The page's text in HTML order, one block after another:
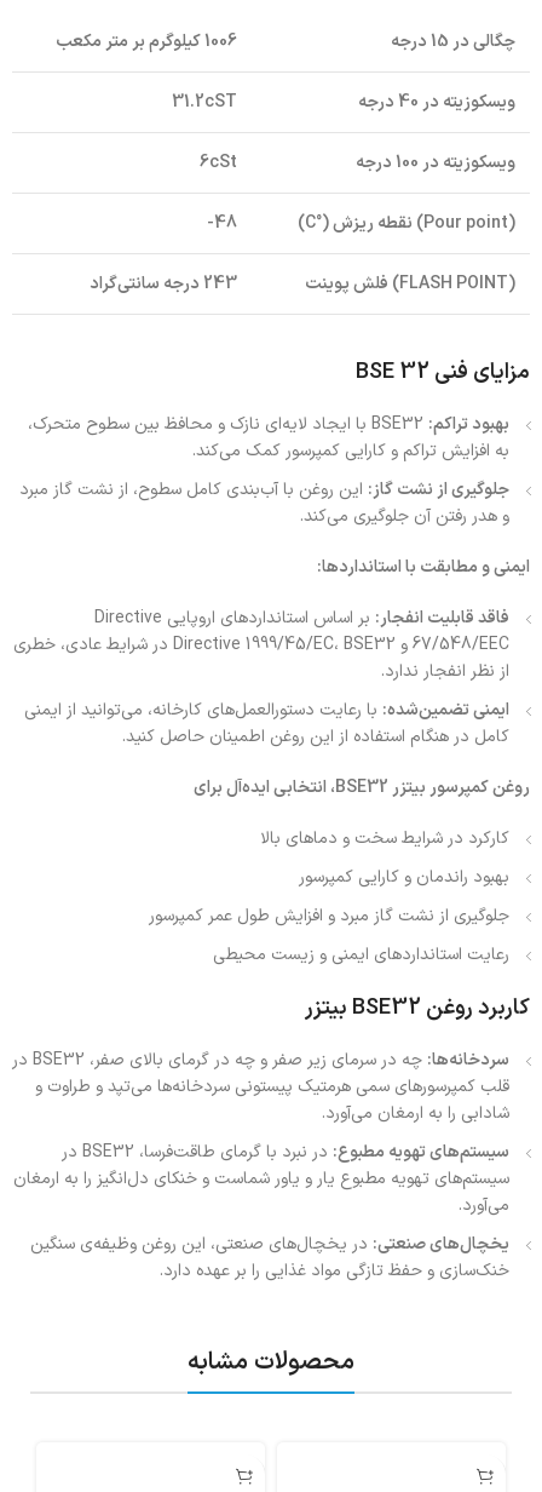
چگالی در 15 درجه 1006 کیلوگرم بر متر مکعب
ویسکوزیته در 40 درجه 31.2cST
ویسکوزیته در 100 درجه 6cSt
(Pour point) نقطه ریزش (°C) 48-
(FLASH POINT) فلش پوینت 243 درجه سانتی‌گراد
مزایای فنی BSE 32
بهبود تراکم:
BSE32 با ایجاد لایه‌ای نازک و محافظ بین سطوح متحرک،
به افزایش تراکم و کارایی کمپرسور کمک می‌کند.
جلوگیری از نشت گاز: این روغن با آب‌بندی کامل سطوح، از نشت گاز مبرد
و هدر رفتن آن جلوگیری می‌کند.
ایمنی و مطابقت با استانداردها:
فاقد قابلیت انفجار:
بر اساس استانداردهای اروپایی Directive
67/548/EEC و Directive 1999/45/EC، BSE32 در شرایط عادی، خطری
از نظر انفجار ندارد.
ایمنی تضمین‌شده: با رعایت دستورالعمل‌های کارخانه، می‌توانید از ایمنی
کامل در هنگام استفاده از این روغن اطمینان حاصل کنید.
روغن کمپرسور بیتزر BSE32، انتخابی ایده‌آل برای
کارکرد در شرایط سخت و دماهای بالا
بهبود راندمان و کارایی کمپرسور
جلوگیری از نشت گاز مبرد و افزایش طول عمر کمپرسور
رعایت استانداردهای ایمنی و زیست محیطی
کاربرد روغن BSE32 بیتزر
سردخانه‌ها:
چه در سرمای زیر صفر و چه در گرمای بالای صفر، BSE32 در
قلب کمپرسورهای سمی هرمتیک پیستونی سردخانه‌ها می‌تپد و طراوت و
شادابی را به ارمغان می‌آورد.
سیستم‌های تهویه مطبوع:
در نبرد با گرمای طاقت‌فرسا، BSE32 در
سیستم‌های تهویه مطبوع یار و یاور شماست و خنکای دل‌انگیز را به ارمغان
می‌آورد.
یخچال‌های صنعتی: در یخچال‌های صنعتی، این روغن وظیفه‌ی سنگین
خنک‌سازی و حفظ تازگی مواد غذایی را بر عهده دارد.
محصولات مشابه